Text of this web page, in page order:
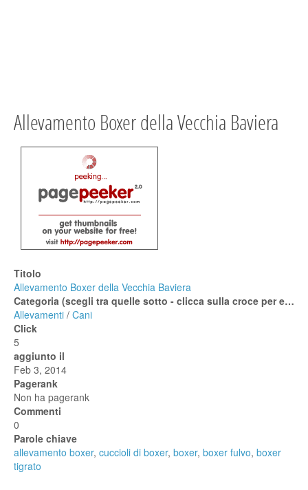
Allevamento Boxer della Vecchia Baviera
Titolo
Allevamento Boxer della Vecchia Baviera
Categoria (scegli tra quelle sotto - clicca sulla croce per espanderle)
Allevamenti / Cani
Click
5
aggiunto il
Feb 3, 2014
Pagerank
Non ha pagerank
Commenti
0
Parole chiave
allevamento boxer, cuccioli di boxer, boxer, boxer fulvo, boxer
tigrato